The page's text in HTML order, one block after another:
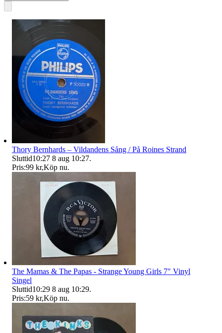
Thory Bernhards – Vildandens Sång / På Roines Strand
Sluttid10:27 8 aug 10:27.
Pris:99 kr,Köp nu.
The Mamas & The Papas - Strange Young Girls 7" Vinyl
Singel
Sluttid10:29 8 aug 10:29.
Pris:59 kr,Köp nu.